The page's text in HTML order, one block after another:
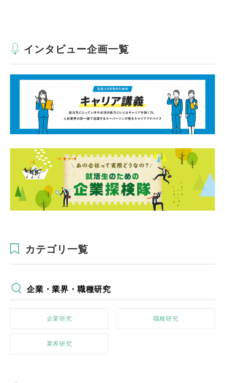
インタビュー企画一覧
カテゴリ一覧
企業・業界・職種研究
企業研究 職種研究
業界研究